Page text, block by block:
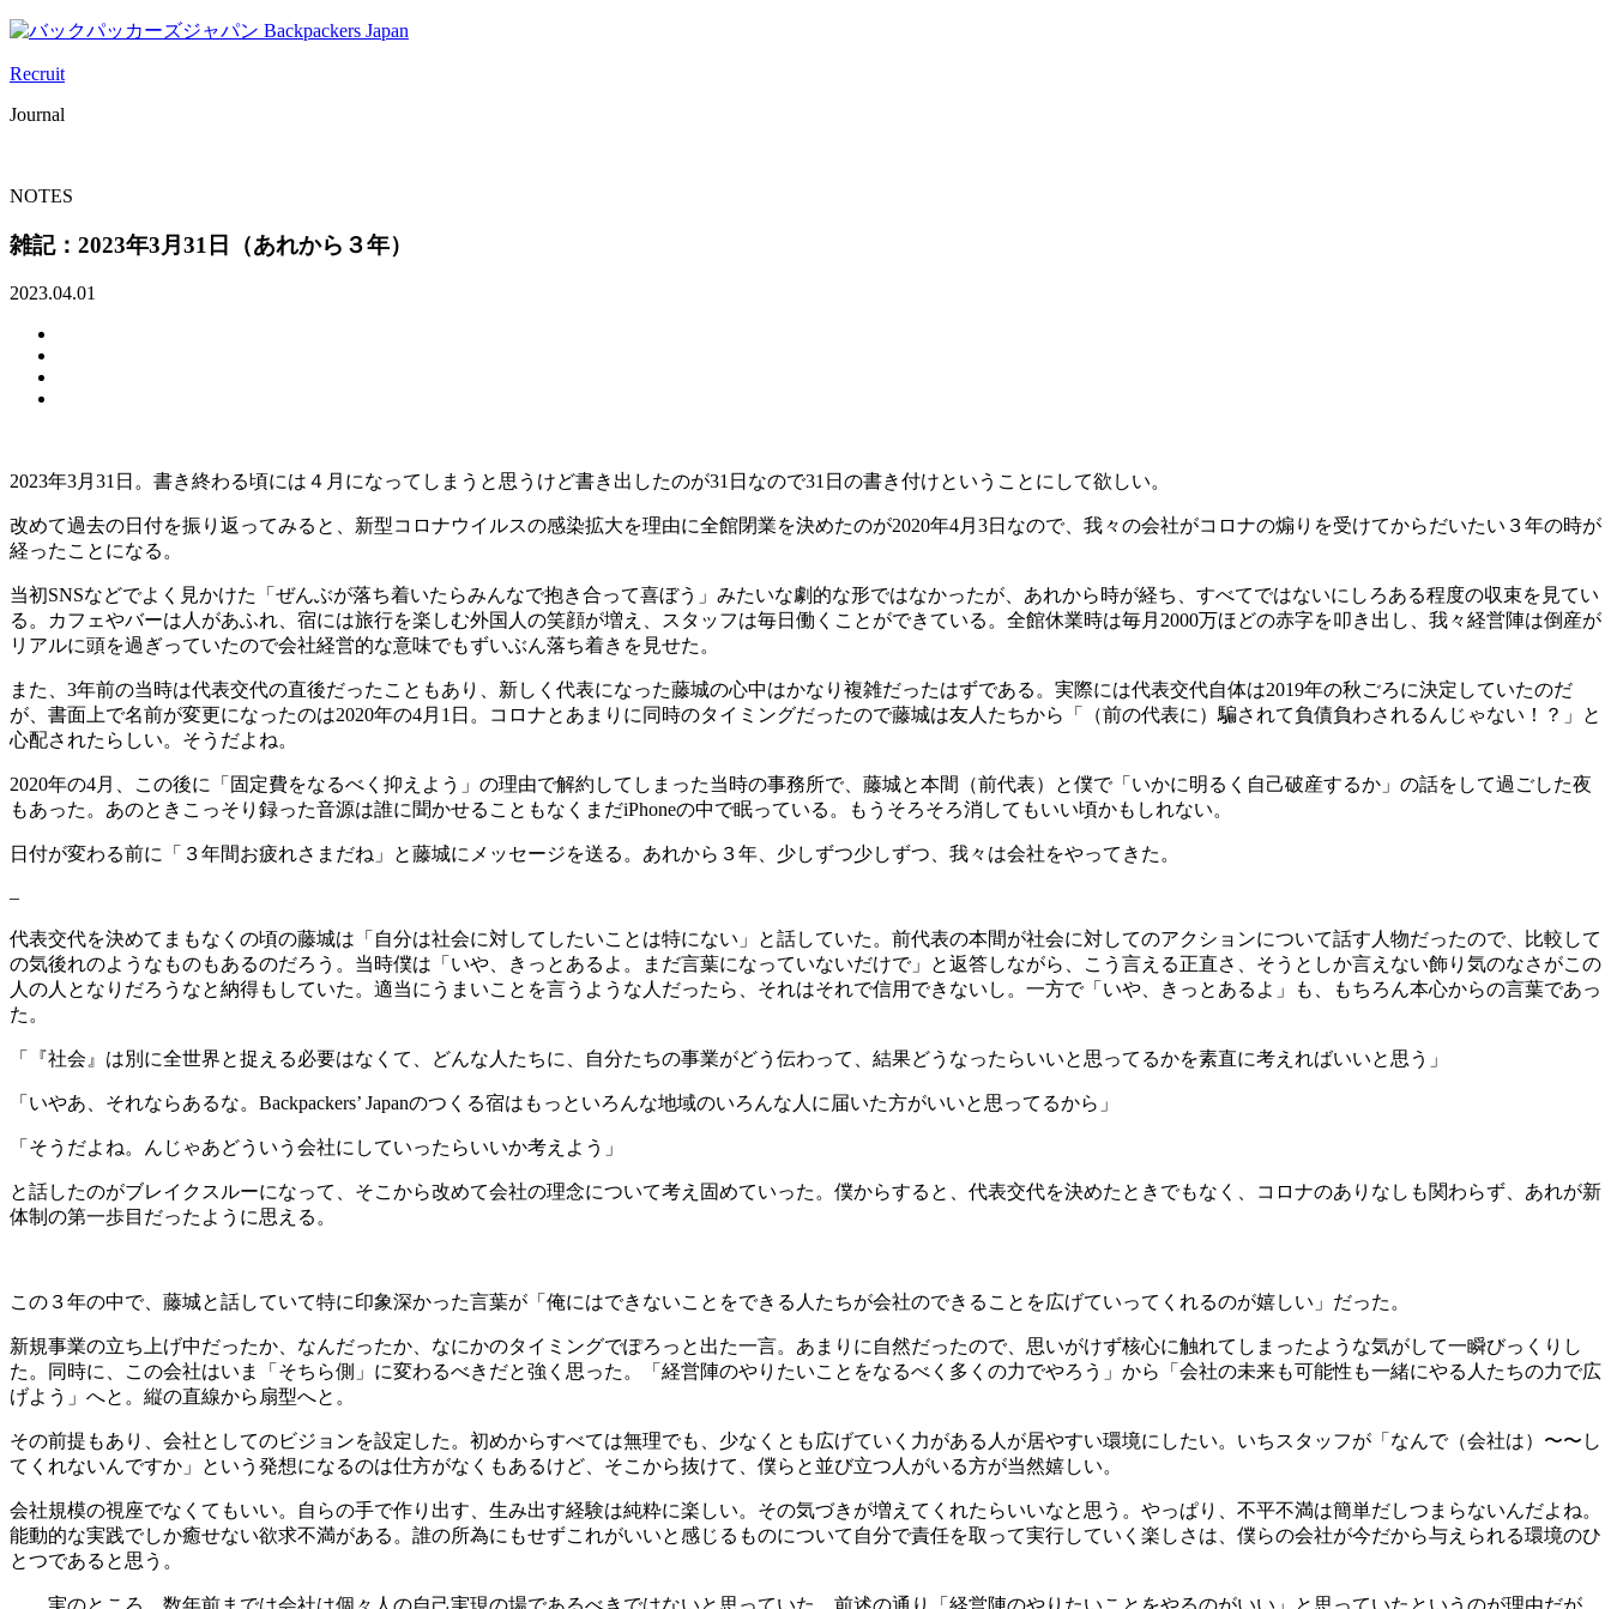
Recruit
Journal
NOTES
雑記：2023年3月31日（あれから３年）
2023.04.01
2023年3月31日。書き終わる頃には４月になってしまうと思うけど書き出したのが31日なので31日の書き付けということにして欲しい。
改めて過去の日付を振り返ってみると、新型コロナウイルスの感染拡大を理由に全館閉業を決めたのが2020年4月3日なので、我々の会社がコロナの煽りを受けてからだいたい３年の時が
経ったことになる。
当初SNSなどでよく見かけた「ぜんぶが落ち着いたらみんなで抱き合って喜ぼう」みたいな劇的な形ではなかったが、あれから時が経ち、すべてではないにしろある程度の収束を見てい
る。カフェやバーは人があふれ、宿には旅行を楽しむ外国人の笑顔が増え、スタッフは毎日働くことができている。全館休業時は毎月2000万ほどの赤字を叩き出し、我々経営陣は倒産が
リアルに頭を過ぎっていたので会社経営的な意味でもずいぶん落ち着きを見せた。
また、3年前の当時は代表交代の直後だったこともあり、新しく代表になった藤城の心中はかなり複雑だったはずである。実際には代表交代自体は2019年の秋ごろに決定していたのだ
が、書面上で名前が変更になったのは2020年の4月1日。コロナとあまりに同時のタイミングだったので藤城は友人たちから「（前の代表に）騙されて負債負わされるんじゃない！？」と
心配されたらしい。そうだよね。
2020年の4月、この後に「固定費をなるべく抑えよう」の理由で解約してしまった当時の事務所で、藤城と本間（前代表）と僕で「いかに明るく自己破産するか」の話をして過ごした夜
もあった。あのときこっそり録った音源は誰に聞かせることもなくまだiPhoneの中で眠っている。もうそろそろ消してもいい頃かもしれない。
日付が変わる前に「３年間お疲れさまだね」と藤城にメッセージを送る。あれから３年、少しずつ少しずつ、我々は会社をやってきた。
–
代表交代を決めてまもなくの頃の藤城は「自分は社会に対してしたいことは特にない」と話していた。前代表の本間が社会に対してのアクションについて話す人物だったので、比較して
の気後れのようなものもあるのだろう。当時僕は「いや、きっとあるよ。まだ言葉になっていないだけで」と返答しながら、こう言える正直さ、そうとしか言えない飾り気のなさがこの
人の人となりだろうなと納得もしていた。適当にうまいことを言うような人だったら、それはそれで信用できないし。一方で「いや、きっとあるよ」も、もちろん本心からの言葉であっ
た。
「『社会』は別に全世界と捉える必要はなくて、どんな人たちに、自分たちの事業がどう伝わって、結果どうなったらいいと思ってるかを素直に考えればいいと思う」
「いやあ、それならあるな。Backpackers’ Japanのつくる宿はもっといろんな地域のいろんな人に届いた方がいいと思ってるから」
「そうだよね。んじゃあどういう会社にしていったらいいか考えよう」
と話したのがブレイクスルーになって、そこから改めて会社の理念について考え固めていった。僕からすると、代表交代を決めたときでもなく、コロナのありなしも関わらず、あれが新
体制の第一歩目だったように思える。
この３年の中で、藤城と話していて特に印象深かった言葉が「俺にはできないことをできる人たちが会社のできることを広げていってくれるのが嬉しい」だった。
新規事業の立ち上げ中だったか、なんだったか、なにかのタイミングでぽろっと出た一言。あまりに自然だったので、思いがけず核心に触れてしまったような気がして一瞬びっくりし
た。同時に、この会社はいま「そちら側」に変わるべきだと強く思った。「経営陣のやりたいことをなるべく多くの力でやろう」から「会社の未来も可能性も一緒にやる人たちの力で広
げよう」へと。縦の直線から扇型へと。
その前提もあり、会社としてのビジョンを設定した。初めからすべては無理でも、少なくとも広げていく力がある人が居やすい環境にしたい。いちスタッフが「なんで（会社は）〜〜し
てくれないんですか」という発想になるのは仕方がなくもあるけど、そこから抜けて、僕らと並び立つ人がいる方が当然嬉しい。
会社規模の視座でなくてもいい。自らの手で作り出す、生み出す経験は純粋に楽しい。その気づきが増えてくれたらいいなと思う。やっぱり、不平不満は簡単だしつまらないんだよね。
能動的な実践でしか癒せない欲求不満がある。誰の所為にもせずこれがいいと感じるものについて自分で責任を取って実行していく楽しさは、僕らの会社が今だから与えられる環境のひ
とつであると思う。